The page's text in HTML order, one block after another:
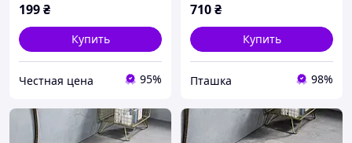
199₴
Купить
Честная цена 95%
50х80 см
710₴
Купить
Пташка 98%